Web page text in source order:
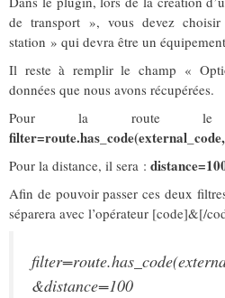
de transport », vous devez
station » qui devra être un
Il reste à remplir le champ «
données que nous avons récupérées.
Pour la route
Pour la distance, il sera :
Afin de pouvoir passer ces deux
séparera avec l’opérateur [code]&[/
&distance=100